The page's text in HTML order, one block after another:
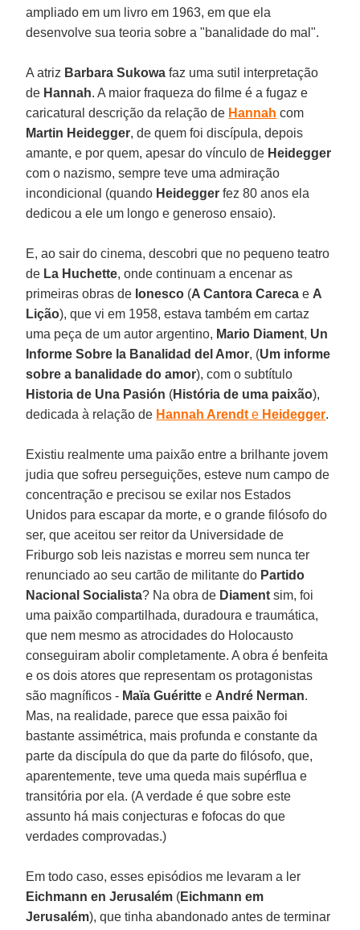
ampliado em um livro em 1963, em que ela
desenvolve sua teoria sobre a "banalidade do mal".
A atriz Barbara Sukowa faz uma sutil interpretação
de Hannah. A maior fraqueza do filme é a fugaz e
caricatural descrição da relação de Hannah com
Martin Heidegger, de quem foi discípula, depois
amante, e por quem, apesar do vínculo de Heidegger
com o nazismo, sempre teve uma admiração
incondicional (quando Heidegger fez 80 anos ela
dedicou a ele um longo e generoso ensaio).
E, ao sair do cinema, descobri que no pequeno teatro
de La Huchette, onde continuam a encenar as
primeiras obras de Ionesco (A Cantora Careca e A
Lição), que vi em 1958, estava também em cartaz
uma peça de um autor argentino, Mario Diament, Un
Informe Sobre la Banalidad del Amor, (Um informe
sobre a banalidade do amor), com o subtítulo
Historia de Una Pasión (História de uma paixão),
dedicada à relação de Hannah Arendt e Heidegger.
Existiu realmente uma paixão entre a brilhante jovem
judia que sofreu perseguições, esteve num campo de
concentração e precisou se exilar nos Estados
Unidos para escapar da morte, e o grande filósofo do
ser, que aceitou ser reitor da Universidade de
Friburgo sob leis nazistas e morreu sem nunca ter
renunciado ao seu cartão de militante do Partido
Nacional Socialista? Na obra de Diament sim, foi
uma paixão compartilhada, duradoura e traumática,
que nem mesmo as atrocidades do Holocausto
conseguiram abolir completamente. A obra é benfeita
e os dois atores que representam os protagonistas
são magníficos - Maïa Guéritte e André Nerman.
Mas, na realidade, parece que essa paixão foi
bastante assimétrica, mais profunda e constante da
parte da discípula do que da parte do filósofo, que,
aparentemente, teve uma queda mais supérflua e
transitória por ela. (A verdade é que sobre este
assunto há mais conjecturas e fofocas do que
verdades comprovadas.)
Em todo caso, esses episódios me levaram a ler
Eichmann en Jerusalém (Eichmann em
Jerusalém), que tinha abandonado antes de terminar